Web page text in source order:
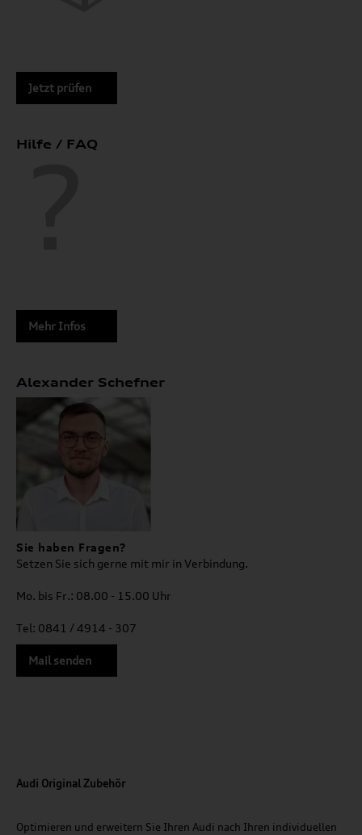
Jetzt prüfen
Hilfe / FAQ
Mehr Infos
Alexander Schefner
Sie haben Fragen?
Setzen Sie sich gerne mit mir in Verbindung.
Mo. bis Fr.: 08.00 - 15.00 Uhr
Tel: 0841 / 4914 - 307
Mail senden
Audi Original Zubehör
Optimieren und erweitern Sie Ihren Audi nach Ihren individuellen